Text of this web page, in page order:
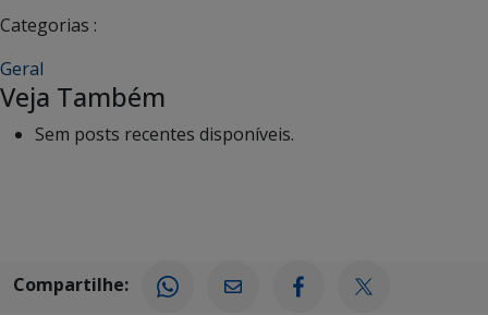
Categorias :
Geral
Veja Também
Sem posts recentes disponíveis.
Compartilhe: